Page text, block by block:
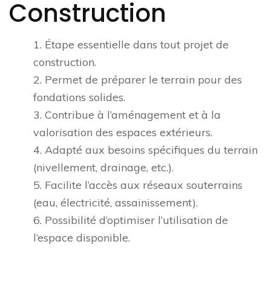
Construction
1. Étape essentielle dans tout projet de
construction.
2. Permet de préparer le terrain pour des
fondations solides.
3. Contribue à l’aménagement et à la
valorisation des espaces extérieurs.
4. Adapté aux besoins spécifiques du terrain
(nivellement, drainage, etc.).
5. Facilite l’accès aux réseaux souterrains
(eau, électricité, assainissement).
6. Possibilité d’optimiser l’utilisation de
l’espace disponible.